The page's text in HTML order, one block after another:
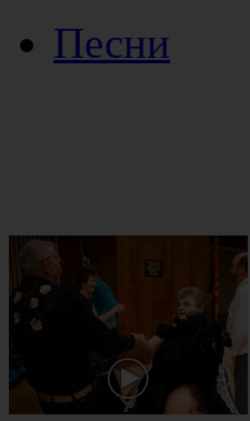
Песни